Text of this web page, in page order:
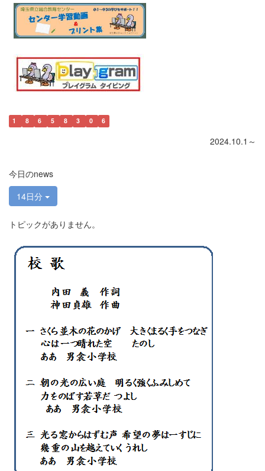
1 8 6 5 8 3 0 6
2024.10.1～
今日のnews
14日分
トピックがありません。